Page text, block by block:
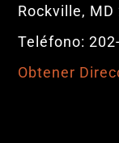
Rockville,
Teléfono:
Obtener